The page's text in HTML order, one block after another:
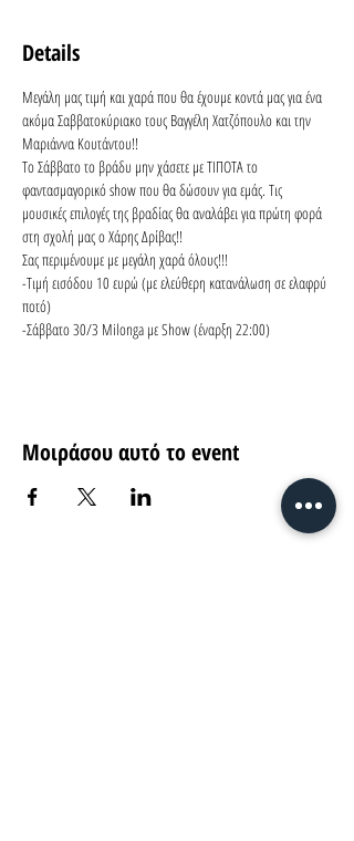
Details
Μεγάλη μας τιμή και χαρά που θα έχουμε κοντά μας για ένα
ακόμα Σαββατοκύριακο τους Βαγγέλη Χατζόπουλο και την
Μαριάννα Κουτάντου!!
Το Σάββατο το βράδυ μην χάσετε με ΤΙΠΟΤΑ το
φαντασμαγορικό show που θα δώσουν για εμάς. Τις
μουσικές επιλογές της βραδίας θα αναλάβει για πρώτη φορά
στη σχολή μας ο Χάρης Δρίβας!!
Σας περιμένουμε με μεγάλη χαρά όλους!!!
-Τιμή εισόδου 10 ευρώ (με ελεύθερη κατανάλωση σε ελαφρύ
ποτό)
-Σάββατο 30/3 Milonga με Show (έναρξη 22:00)
Μοιράσου αυτό το event